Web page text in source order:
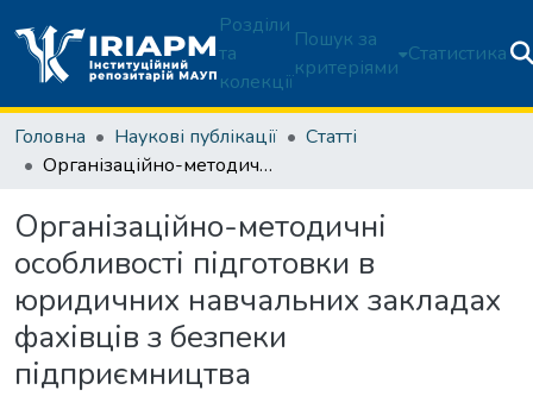
Розділи
та
колекції
Пошук за
критеріями
Статистика
Головна Наукові публікації
Статті
Організаційно-методичні особливості підготовки в юридичних навчальних закладах фахівців з безпеки підприємництва
Організаційно-методичні
особливості підготовки в
юридичних навчальних закладах
фахівців з безпеки
підприємництва